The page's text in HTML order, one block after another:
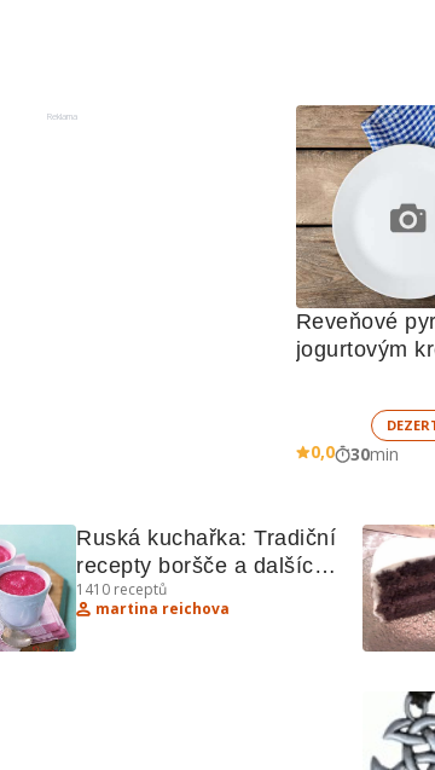
Reklama
Reveňové
jogurtovým
0,0 30min
Ruská kuchařka: Tradiční
recepty boršče a dalších
pokrmů
1410 receptů
martina reichova